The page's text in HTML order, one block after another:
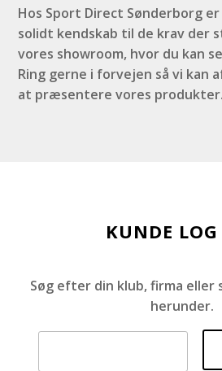
Hos Sport Direct Sønderborg
solidt kendskab til de krav der
vores showroom, hvor du kan
Ring gerne i forvejen så vi
at præsentere vores produkter.
KUNDE
Søg efter din klub, firma eller
herunder.